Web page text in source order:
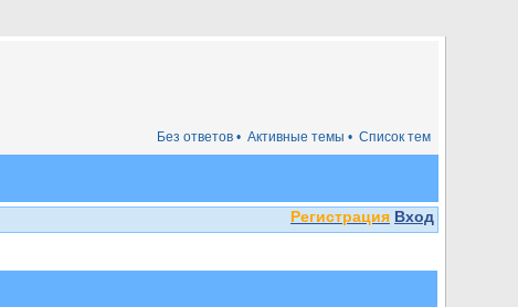
Список тем
Активные темы •
Без ответов •
Регистрация Вход